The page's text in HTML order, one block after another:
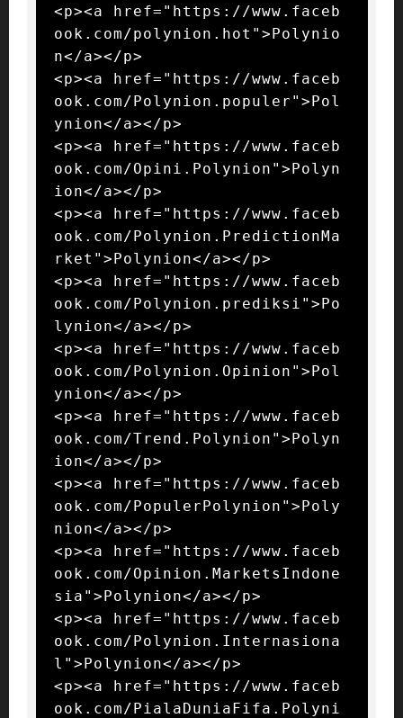
<p><a href="https://www.faceb
ook.com/polynion.hot">Polynio
n</a></p>
<p><a href="https://www.faceb
ook.com/Polynion.populer">Pol
ynion</a></p>
<p><a href="https://www.faceb
ook.com/Opini.Polynion">Polyn
ion</a></p>
<p><a href="https://www.faceb
ook.com/Polynion.PredictionMa
rket">Polynion</a></p>
<p><a href="https://www.faceb
ook.com/Polynion.prediksi">Po
lynion</a></p>
<p><a href="https://www.faceb
ook.com/Polynion.Opinion">Pol
ynion</a></p>
<p><a href="https://www.faceb
ook.com/Trend.Polynion">Polyn
ion</a></p>
<p><a href="https://www.faceb
ook.com/PopulerPolynion">Poly
nion</a></p>
<p><a href="https://www.faceb
ook.com/Opinion.MarketsIndone
sia">Polynion</a></p>
<p><a href="https://www.faceb
ook.com/Polynion.Internasiona
l">Polynion</a></p>
<p><a href="https://www.faceb
ook.com/PialaDuniaFifa.Polyni